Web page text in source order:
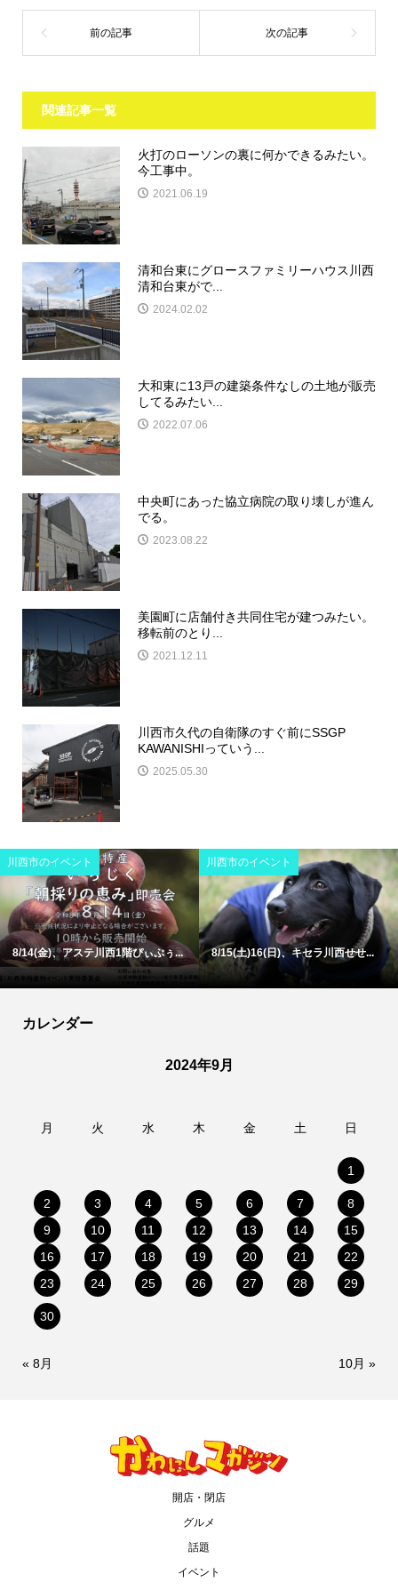
関連記事一覧
火打のローソンの裏に何かできるみたい。
今工事中。
2021.06.19
清和台東にグロースファミリーハウス川西
清和台東がで...
2024.02.02
大和東に13戸の建築条件なしの土地が販売
してるみたい...
2022.07.06
中央町にあった協立病院の取り壊しが進ん
でる。
2023.08.22
美園町に店舗付き共同住宅が建つみたい。
移転前のとり...
2021.12.11
川西市久代の自衛隊のすぐ前にSSGP
KAWANISHIっていう...
2025.05.30
川西市のイベント
8/14(金)、アステ川西1階ぴぃぷぅ...
川西市のイベント
8/15(土)16(日)、キセラ川西せせ...
カレンダー
2024年9月
月 火 水 木 金 土 日
1
2 3 4 5 6 7
8
9
10 11 12 13 14
15
16
17 18 19 20 21
22
23
24 25 26 27 28 29
30
« 8月 10月 »
開店・閉店
グルメ
話題
イベント